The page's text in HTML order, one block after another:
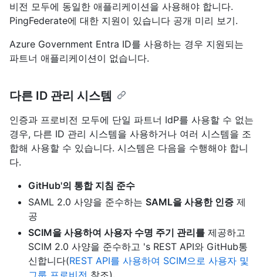
비전 모두에 동일한 애플리케이션을 사용해야 합니다.
PingFederate에 대한 지원이 있습니다 공개 미리 보기.
Azure Government Entra ID를 사용하는 경우 지원되는
파트너 애플리케이션이 없습니다.
다른 ID 관리 시스템
인증과 프로비전 모두에 단일 파트너 IdP를 사용할 수 없는
경우, 다른 ID 관리 시스템을 사용하거나 여러 시스템을 조
합해 사용할 수 있습니다. 시스템은 다음을 수행해야 합니
다.
GitHub'의 통합 지침 준수
SAML 2.0 사양을 준수하는 SAML을 사용한 인증 제
공
SCIM을 사용하여 사용자 수명 주기 관리를 제공하고
SCIM 2.0 사양을 준수하고 's REST API와 GitHub통
신합니다(REST API를 사용하여 SCIM으로 사용자 및